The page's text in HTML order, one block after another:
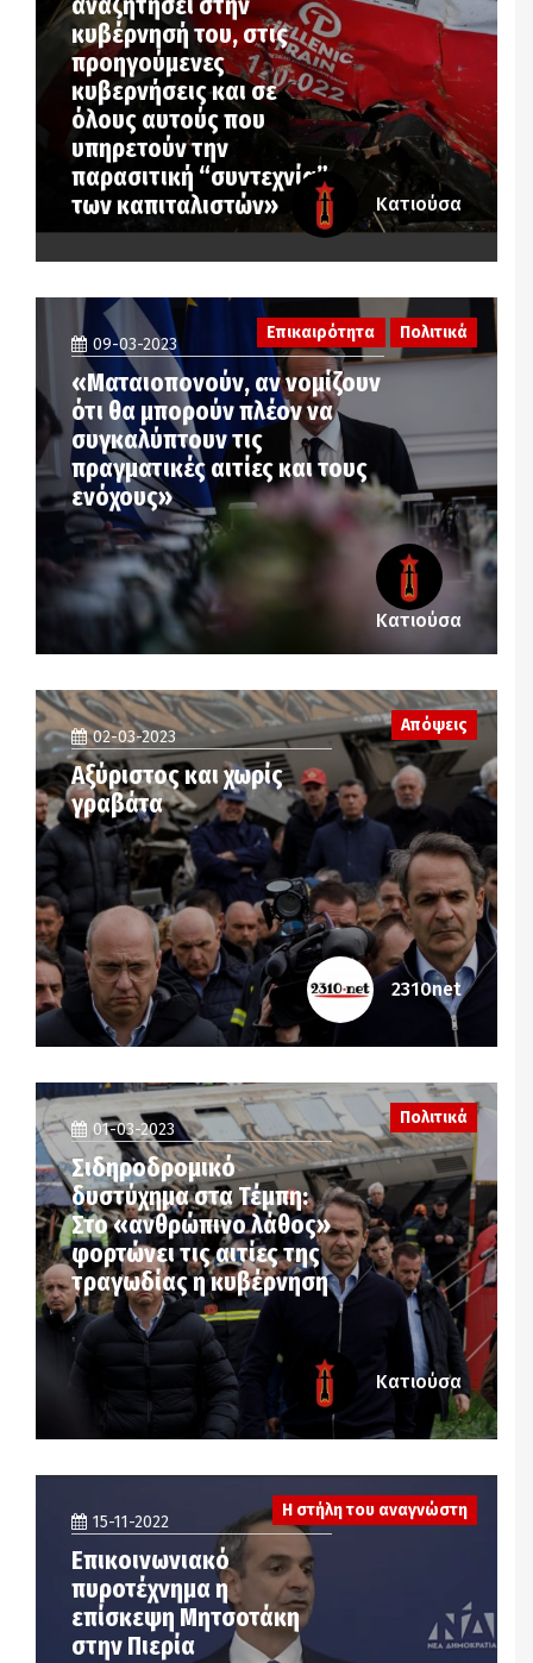
κυβέρνησή του, στις
προηγούμενες
κυβερνήσεις και σε
όλους αυτούς που
υπηρετούν την
παρασιτική “συντεχνία”
των καπιταλιστών»
Κατιούσα
Επικαιρότητα Πολιτικά
09-03-2023
«Ματαιοπονούν, αν νομίζουν
ότι θα μπορούν πλέον να
συγκαλύπτουν τις
πραγματικές αιτίες και τους
ενόχους»
Κατιούσα
02-03-2023
Αξύριστος και χωρίς
γραβάτα
Απόψεις
2310net
01-03-2023
Σιδηροδρομικό
δυστύχημα στα Τέμπη:
Στο «ανθρώπινο λάθος»
φορτώνει τις αιτίες της
τραγωδίας η κυβέρνηση
Πολιτικά
Κατιούσα
15-11-2022
Επικοινωνιακό
πυροτέχνημα η
επίσκεψη Μητσοτάκη
στην Πιερία
Η στήλη του αναγνώστη